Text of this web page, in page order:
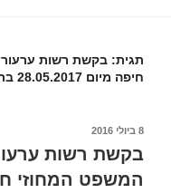
תגית: בקשת רשות
חיפה מיום 28.05.2017 בתיק ת.א 25895-03-16
פורסם
8 ביולי 2016
בקשת רשות